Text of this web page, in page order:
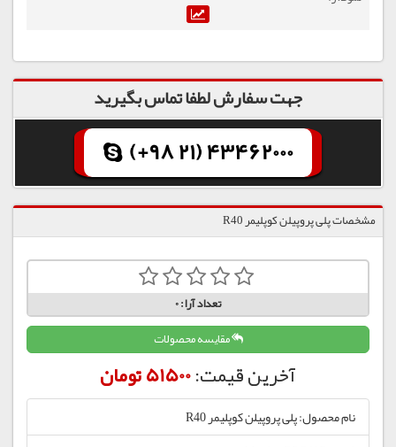
جهت سفارش لطفا تماس بگیرید
(+98 21) 43462000
مشخصات پلی پروپیلن کوپلیمر R40
تعداد آرا:0
مقایسه محصولات
آخرین قیمت:51500 تومان
نام محصول: پلی پروپیلن کوپلیمر R40